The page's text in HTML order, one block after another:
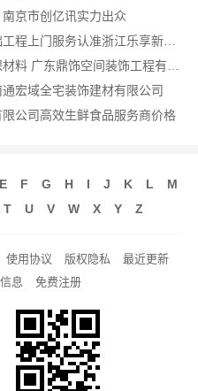
京市创亿讯实力出众
畅销房子整装家装基础工程上门服务认准浙江乐享新材料有限公司
宏域全宅装饰建材有限公司
公司高效生鲜食品服务商价格
E F G H I J K L
M
T U V W X Y Z
使用协议 版权隐私
最近更新
息 免费注册